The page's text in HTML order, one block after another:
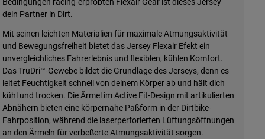
dein Partner in Dirt.
Mit seinen leichten Materialien für maximale Atmungsaktivität
und Bewegungsfreiheit bietet das Jersey Flexair Efekt ein
unvergleichliches Fahrerlebnis und flexiblen, kühlen Komfort.
Das TruDri™-Gewebe bildet die Grundlage des Jerseys, denn es
leitet Feuchtigkeit schnell von deinem Körper ab und hält dich
kühl und trocken. Die Ärmel im Active Fit-Design mit artikulierten
Abnähern bieten eine körpernahe Paßform in der Dirtbike-
Fahrposition, während die laserperforierten Lüftungsöffnungen
an den Ärmeln für verbeßerte Atmungsaktivität sorgen.